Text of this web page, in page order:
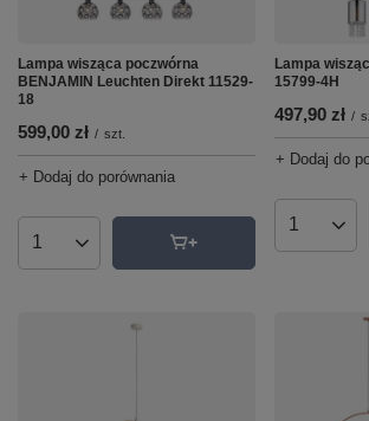
Lampa wisząca poczwórna
BENJAMIN Leuchten Direkt 11529-
18
599,00 zł / szt.
+ Dodaj do porównania
Ilość produktów
Lampa
15799-4H
497,90 zł /
+ Dodaj do
Ilość